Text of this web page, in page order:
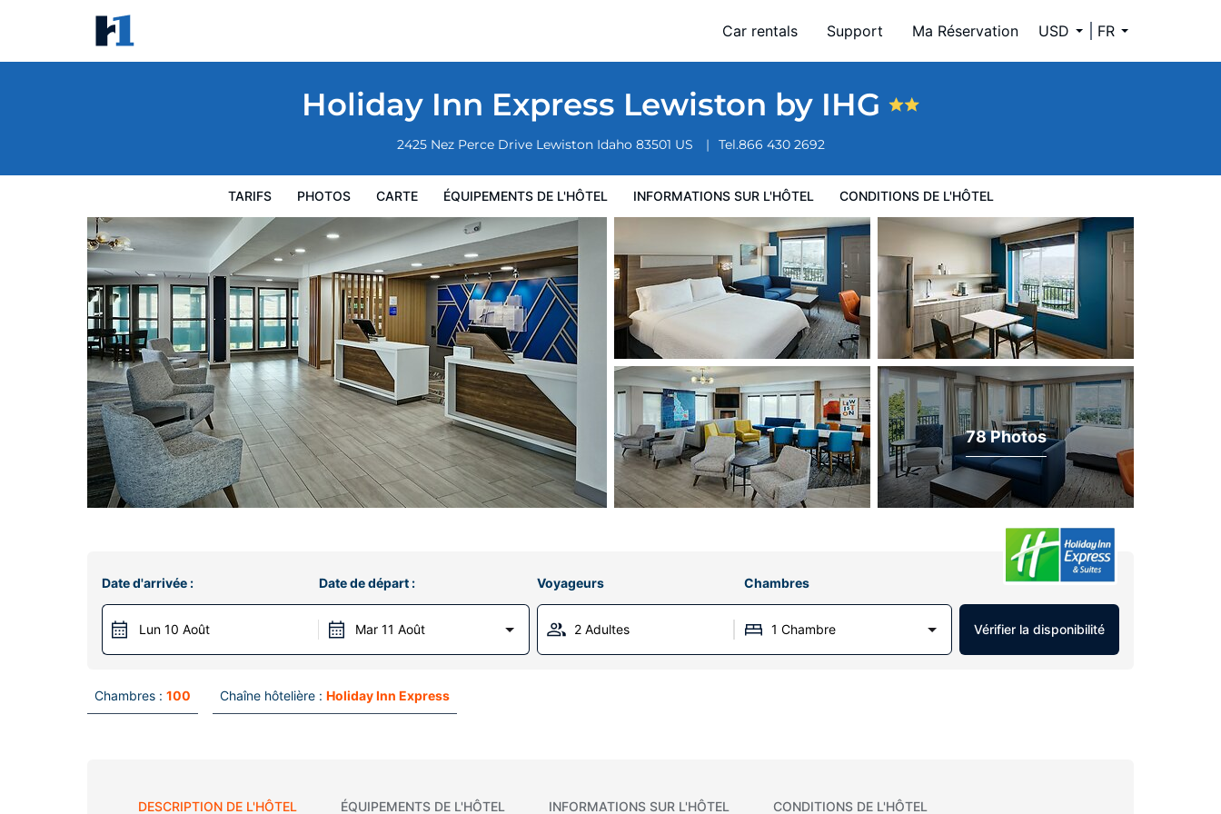
Car rentals Support Ma Réservation USD FR
Holiday Inn Express Lewiston by IHG
2425 Nez Perce Drive Lewiston Idaho 83501 US Tel.866 430 2692
TARIFS PHOTOS CARTE ÉQUIPEMENTS DE L'HÔTEL INFORMATIONS SUR L'HÔTEL CONDITIONS DE L'HÔTEL
Holiday Inn Express Lewiston by IHG
Tarifs
78 Photos
Date d'arrivée :
Lun 10 Août
Date de départ :
Mar 11 Août
Voyageurs Chambres
2 Adultes 1 Chambre Vérifier la disponibilité
Chambres : 100 Chaîne hôtelière : Holiday Inn Express
DESCRIPTION DE L'HÔTEL ÉQUIPEMENTS DE L'HÔTEL INFORMATIONS SUR L'HÔTEL CONDITIONS DE L'HÔTEL